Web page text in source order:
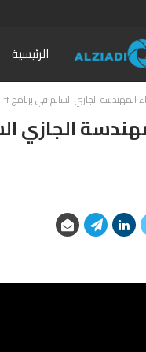
الرئيسية
المهندسة الجازي السالم في برنامج
الجازي